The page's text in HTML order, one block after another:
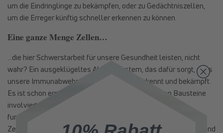
um die Eindringlinge zu bekämpfen, oder zu Gedächtniszellen,
um die Erreger künftig schneller erkennen zu können.
Eine ganze Menge Zellen…
…die hier Schwerstarbeit für unsere Gesundheit leisten, nicht
wahr? Ein ausgeklügeltes Abwehrsystem, das dafür sorgt, dass
unsere Immunabwehr Krankheitserreger erkennt und bekämpft.
Es ist schon erstaunlich wie viele unserer kleinsten Bausteine
involviert sind, damit unser Immunsystem einwandfrei
funktioniert. Klar ist somit, dass bei der Immunantwort unsere
Zellen eine wichtige Rolle spielen. Wollen wir also lange gesund